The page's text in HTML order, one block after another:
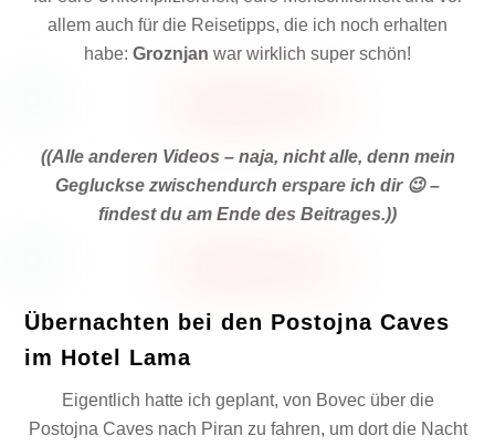
allem auch für die Reisetipps, die ich noch erhalten
habe: Groznjan war wirklich super schön!
((Alle anderen Videos – naja, nicht alle, denn mein
Gegluckse zwischendurch erspare ich dir 😉 –
findest du am Ende des Beitrages.))
Übernachten bei den Postojna Caves
im Hotel Lama
Eigentlich hatte ich geplant, von Bovec über die
Postojna Caves nach Piran zu fahren, um dort die Nacht